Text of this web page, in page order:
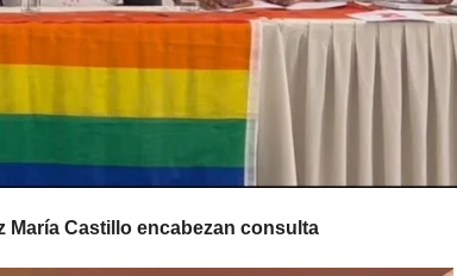
Castillo encabezan consulta